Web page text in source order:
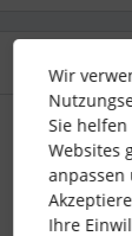
Lena
Hallo
mit den
Wir
Sie
Websites
anpassen
Ihre